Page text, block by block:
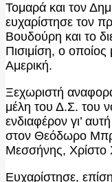
Τομαρά και τον
ευχαρίστησε τον
Βουδούρη και το
Πισιμίση, ο οποίος
Αμερική.
Ξεχωριστή
μέλη του Δ.Σ. του
ενδιαφέρον γι’
στον Θεόδωρο
Μεσσήνης, Χρίστο
Ευχαρίστησε,